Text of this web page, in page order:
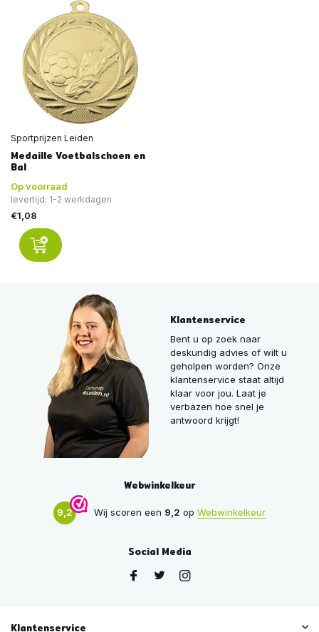
Sportprijzen Leiden
Medaille Voetbalschoen en
Bal
Op voorraad
levertijd: 1-2 werkdagen
€1,08
Klantenservice
Bent u op zoek naar
deskundig advies of wilt u
geholpen worden? Onze
klantenservice staat altijd
klaar voor jou. Laat je
verbazen hoe snel je
antwoord krijgt!
Webwinkelkeur
9,2 Wij scoren een 9,2 op Webwinkelkeur
Social Media
Klantenservice